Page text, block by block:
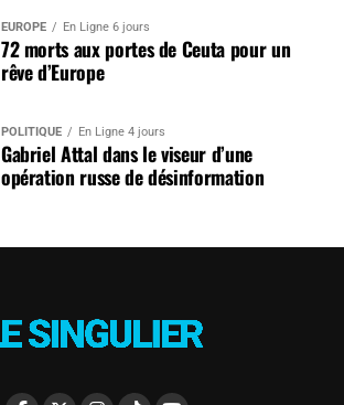
EUROPE En Ligne 6 jours
72 morts aux portes de Ceuta pour un
rêve d’Europe
POLITIQUE En Ligne 4 jours
Gabriel Attal dans le viseur d’une
opération russe de désinformation